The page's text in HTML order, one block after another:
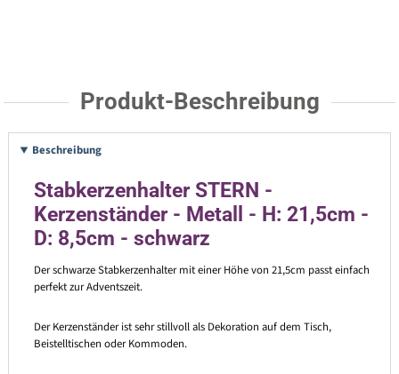
Produkt-Beschreibung
Beschreibung
Stabkerzenhalter STERN -
Kerzenständer - Metall - H: 21,5cm -
D: 8,5cm - schwarz
Der schwarze Stabkerzenhalter mit einer Höhe von 21,5cm passt einfach
perfekt zur Adventszeit.
Der Kerzenständer ist sehr stillvoll als Dekoration auf dem Tisch,
Beistelltischen oder Kommoden.